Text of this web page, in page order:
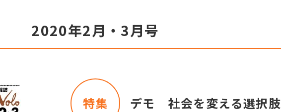
2020年2月・3月号
特集 デモ 社会を変える選択肢